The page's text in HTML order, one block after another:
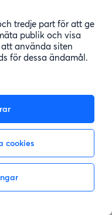
tredje part för att ge
publik och visa
använda siten
för dessa ändamål.
cookies